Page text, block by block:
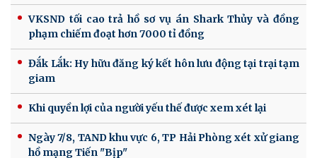
VKSND tối cao trả hồ sơ vụ án Shark Thủy và đồng
phạm chiếm đoạt hơn 7000 tỉ đồng
Đắk Lắk: Hy hữu đăng ký kết hôn lưu động tại trại tạm
giam
Khi quyền lợi của người yếu thế được xem xét lại
Ngày 7/8, TAND khu vực 6, TP Hải Phòng xét xử giang
hồ mạng Tiến "Bịp"